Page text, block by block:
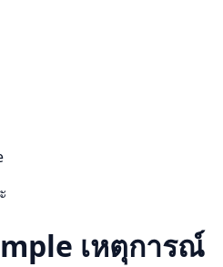
เหตุการณ์